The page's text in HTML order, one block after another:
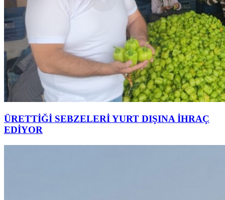
ÜRETTİĞİ SEBZELERİ YURT DIŞINA İHRAÇ
EDİYOR